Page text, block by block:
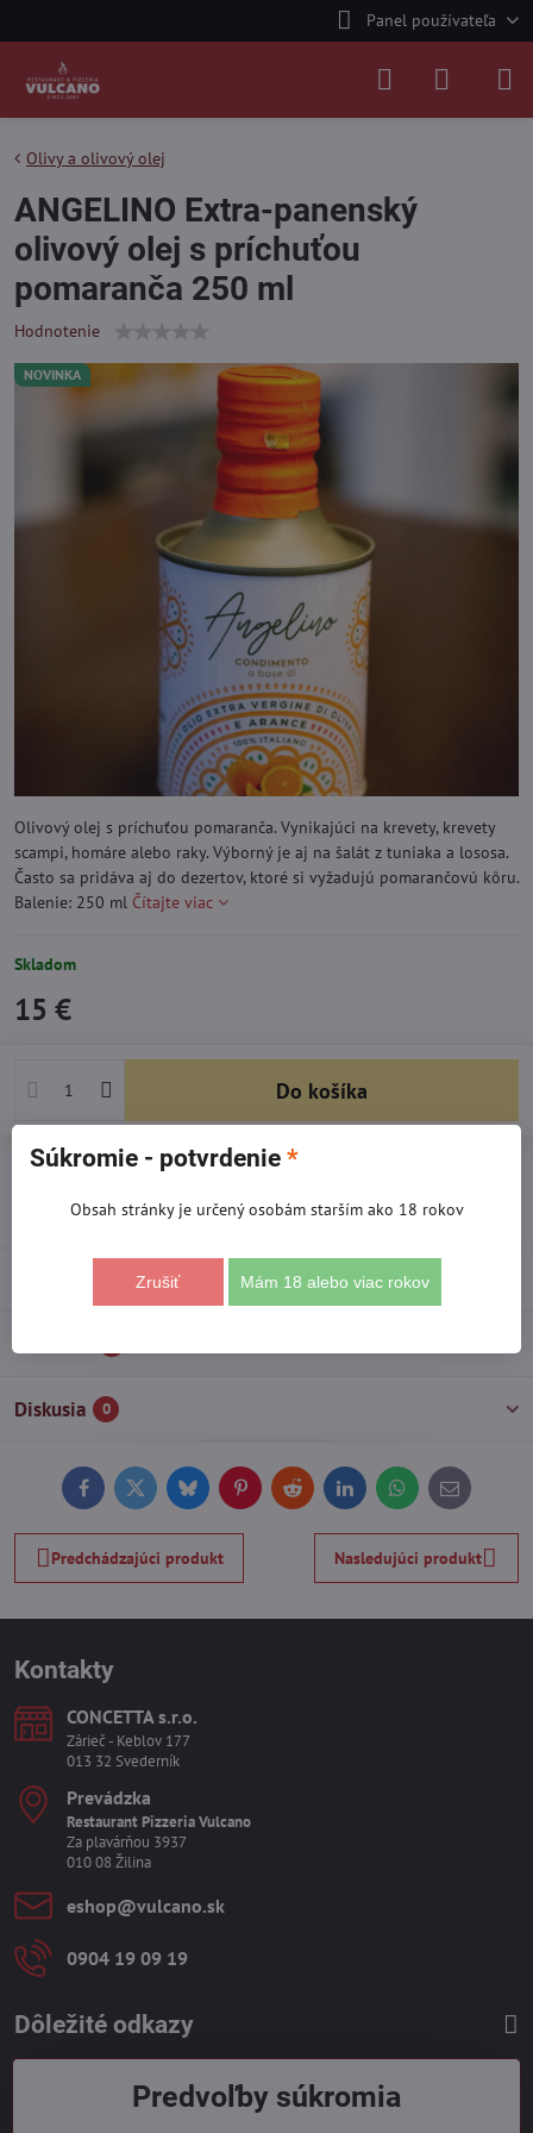
Panel používateľa
NOVINKA
Olivy a olivový olej
ANGELINO Extra-panenský
olivový olej s príchuťou
pomaranča 250 ml
Hodnotenie
Olivový olej s príchuťou pomaranča. Vynikajúci na krevety, krevety
scampi, homáre alebo raky. Výborný je aj na šalát z tuniaka a lososa.
Často sa pridáva aj do dezertov, ktoré si vyžadujú pomarančovú kôru.
Balenie: 250 ml Čítajte viac
Skladom
15 €
Do košíka
Otázka k produktu Strážny pes
Výrobca:SARACINO
Diskusia 0
FacebookTwitterBlueskyPinterestReddit LinkedInWhatsApp
E-
mail
Predchádzajúci produkt Nasledujúci produkt
Kontakty
CONCETTA s​.r​.o​.
Zárieč - Keblov 177
013 32 Svederník
Prevádzka
Restaurant Pizzeria Vulcano
Za plavárňou 3937
010 08 Žilina
eshop​@vulcano​.sk
0904 19 09 19
Dôležité odkazy
Predvoľby súkromia
Súkromie - potvrdenie *
Obsah stránky je určený osobám starším ako 18 rokov
Zrušiť Mám 18 alebo viac rokov